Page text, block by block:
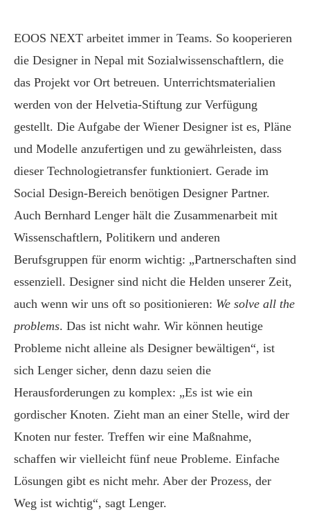
EOOS NEXT arbeitet immer in Teams. So kooperieren
die Designer in Nepal mit Sozialwissenschaftlern, die
das Projekt vor Ort betreuen. Unterrichtsmaterialien
werden von der Helvetia-Stiftung zur Verfügung
gestellt. Die Aufgabe der Wiener Designer ist es, Pläne
und Modelle anzufertigen und zu gewährleisten, dass
dieser Technologietransfer funktioniert. Gerade im
Social Design-Bereich benötigen Designer Partner.
Auch Bernhard Lenger hält die Zusammenarbeit mit
Wissenschaftlern, Politikern und anderen
Berufsgruppen für enorm wichtig: „Partnerschaften sind
essenziell. Designer sind nicht die Helden unserer Zeit,
auch wenn wir uns oft so positionieren: We solve all the
problems. Das ist nicht wahr. Wir können heutige
Probleme nicht alleine als Designer bewältigen“, ist
sich Lenger sicher, denn dazu seien die
Herausforderungen zu komplex: „Es ist wie ein
gordischer Knoten. Zieht man an einer Stelle, wird der
Knoten nur fester. Treffen wir eine Maßnahme,
schaffen wir vielleicht fünf neue Probleme. Einfache
Lösungen gibt es nicht mehr. Aber der Prozess, der
Weg ist wichtig“, sagt Lenger.